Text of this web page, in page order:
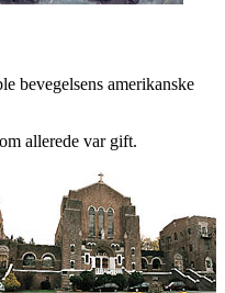
bevegelsens amerikanske
allerede var gift.